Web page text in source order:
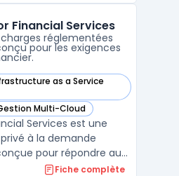
de
Financial Services
réglementées
pour les exigences
as a Service
Financial Services dans cette catégorie
Multi-Cloud
Financial Services dans cette catégorie
Services est une
à la demande
pour répondre aux
du secteur
Fiche complète